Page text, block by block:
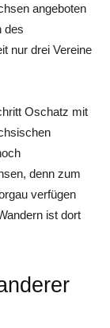
angeboten
des
nur drei Vereine
Oschatz mit
denn zum
verfügen
ist dort